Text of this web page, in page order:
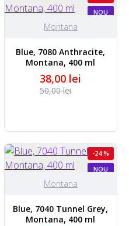
NOU
STOC EPUIZAT
Montana
Blue, 7080 Anthracite,
Montana, 400 ml
38,00 lei
50,00 lei
NOU
-24 %
Montana
Blue, 7040 Tunnel Grey,
Montana, 400 ml